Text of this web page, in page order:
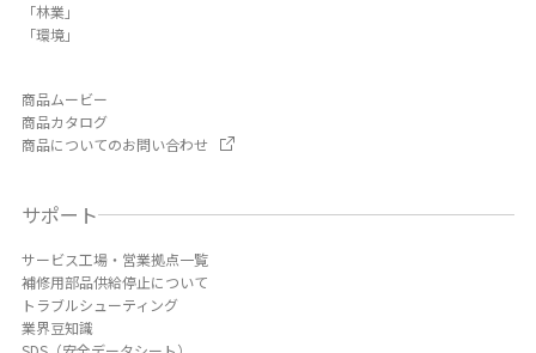
「林業」
「環境」
商品ムービー
商品カタログ
商品についてのお問い合わせ
サポート
サービス工場・営業拠点一覧
補修用部品供給停止について
トラブルシューティング
業界豆知識